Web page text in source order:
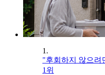
1.
"후회하지 않으려
1위